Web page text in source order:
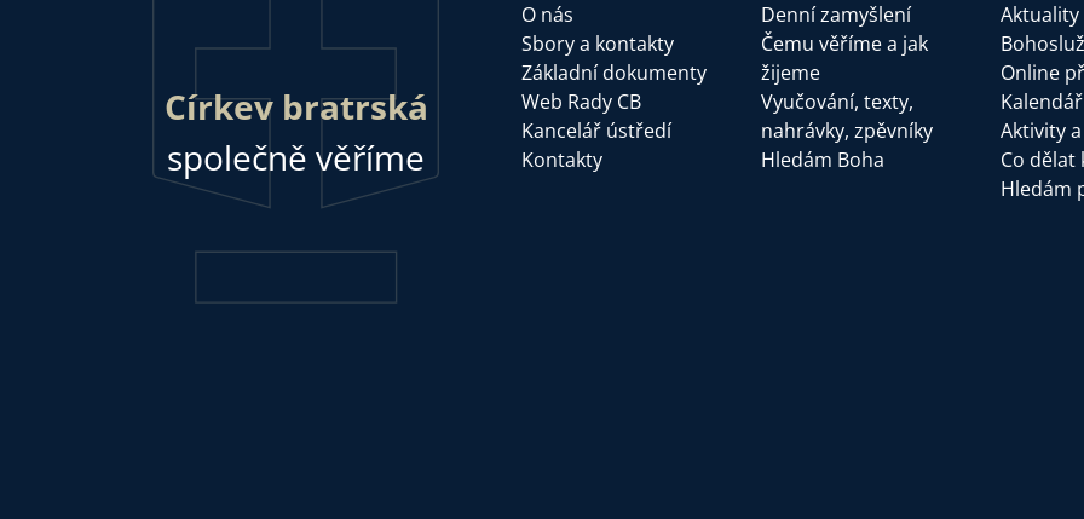
Církev bratrská
společně věříme
O nás
Sbory a kontakty
Základní dokumenty
Web Rady CB
Kancelář ústředí
Kontakty
Denní zamyšlení
Čemu věříme a jak
žijeme
Vyučování, texty,
nahrávky, zpěvníky
Hledám Boha
Aktuality
Online
Aktivity
Co dělat
Hledám